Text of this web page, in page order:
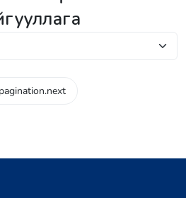
pagination.next